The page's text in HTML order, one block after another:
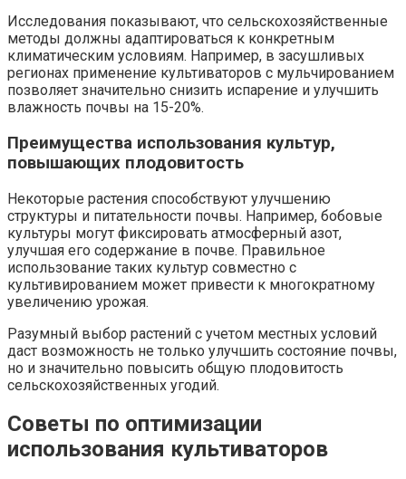
Исследования показывают, что сельскохозяйственные
методы должны адаптироваться к конкретным
климатическим условиям. Например, в засушливых
регионах применение культиваторов с мульчированием
позволяет значительно снизить испарение и улучшить
влажность почвы на 15-20%.
Преимущества использования культур,
повышающих плодовитость
Некоторые растения способствуют улучшению
структуры и питательности почвы. Например, бобовые
культуры могут фиксировать атмосферный азот,
улучшая его содержание в почве. Правильное
использование таких культур совместно с
культивированием может привести к многократному
увеличению урожая.
Разумный выбор растений с учетом местных условий
даст возможность не только улучшить состояние почвы,
но и значительно повысить общую плодовитость
сельскохозяйственных угодий.
Советы по оптимизации
использования культиваторов